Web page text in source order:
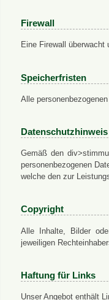
Firewall
Eine Firewall
Speicherfristen
Alle
Datenschutzhinweis
Gemäß den
personenbezogenen
welche den zur
Copyright
Alle Inhalte, Bilder
jeweiligen
Haftung für Links
Unser Angebot enthält